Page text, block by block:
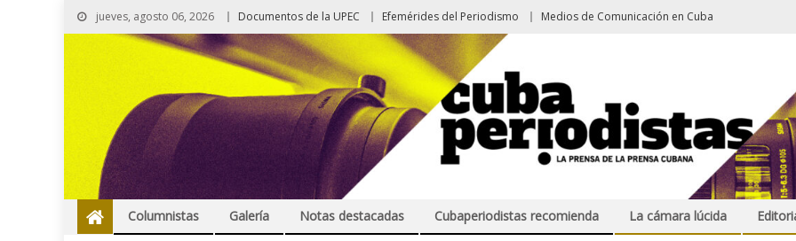
jueves, agosto 06, 2026 Documentos de la UPEC Efemérides del Periodismo Medios de Comunicación en Cuba
Columnistas Galería Notas destacadas Cubaperiodistas recomienda La cámara lúcida